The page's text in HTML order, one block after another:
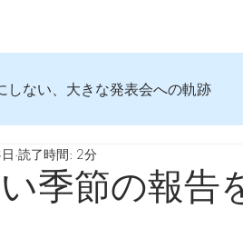
しない、大きな発表会への軌跡
始める 知っておきたいコト
いるモノ
季節の報告
読了時間: 2分